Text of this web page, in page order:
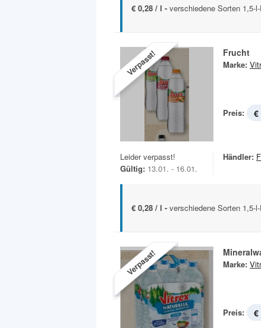
€ 0,28 / l - verschiedene Sorten 1,5-
Verpasst! Frucht
Marke:
Preis: €
Leider verpasst!
Gültig: 13.01. - 16.01.
Händler:
€ 0,28 / l - verschiedene Sorten 1,5-
Verpasst! Marke:
Preis: €